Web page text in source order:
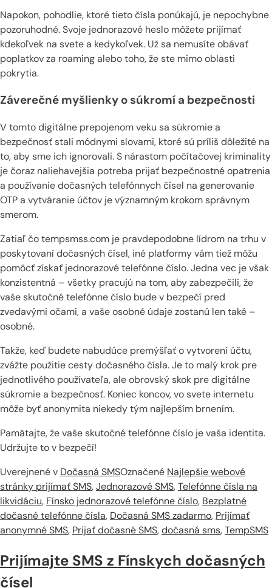
Napokon, pohodlie, ktoré tieto čísla ponúkajú, je nepochybne
pozoruhodné. Svoje jednorazové heslo môžete prijímať
kdekoľvek na svete a kedykoľvek. Už sa nemusíte obávať
poplatkov za roaming alebo toho, že ste mimo oblasti
pokrytia.
Záverečné myšlienky o súkromí a bezpečnosti
V tomto digitálne prepojenom veku sa súkromie a
bezpečnosť stali módnymi slovami, ktoré sú príliš dôležité na
to, aby sme ich ignorovali. S nárastom počítačovej kriminality
je čoraz naliehavejšia potreba prijať bezpečnostné opatrenia
a používanie dočasných telefónnych čísel na generovanie
OTP a vytváranie účtov je významným krokom správnym
smerom.
Zatiaľ čo tempsmss.com je pravdepodobne lídrom na trhu v
poskytovaní dočasných čísel, iné platformy vám tiež môžu
pomôcť získať jednorazové telefónne číslo. Jedna vec je však
konzistentná – všetky pracujú na tom, aby zabezpečili, že
vaše skutočné telefónne číslo bude v bezpečí pred
zvedavými očami, a vaše osobné údaje zostanú len také –
osobné.
Takže, keď budete nabudúce premýšľať o vytvorení účtu,
zvážte použitie cesty dočasného čísla. Je to malý krok pre
jednotlivého používateľa, ale obrovský skok pre digitálne
súkromie a bezpečnosť. Koniec koncov, vo svete internetu
môže byť anonymita niekedy tým najlepším brnením.
Pamätajte, že vaše skutočné telefónne číslo je vaša identita.
Udržujte to v bezpečí!
Uverejnené v Dočasná SMSOznačené Najlepšie webové
stránky prijímať SMS,Jednorazové SMS,Telefónne čísla na
likvidáciu, Fínsko jednorazové telefónne číslo, Bezplatné
dočasné telefónne čísla, Dočasná SMS zadarmo, Prijímať
anonymné SMS, Prijať dočasné SMS,dočasná sms,TempSMS
Prijímajte SMS z Fínskych dočasných
čísel